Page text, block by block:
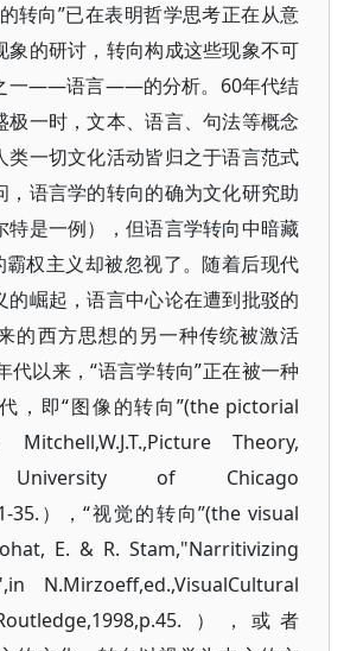
转向”已在表明哲学思考正在从意
象的研讨，转向构成这些现象不可
一——语言——的分析。60年代结
极一时，文本、语言、句法等概念
类一切文化活动皆归之于语言范式
，语言学的转向的确为文化研究助
特是一例），但语言学转向中暗藏
霸权主义却被忽视了。随着后现代
的崛起，语言中心论在遭到批驳的
的西方思想的另一种传统被激活
代以来，“语言学转向”正在被一种
，即“图像的转向”(the pictorial
Theory,
University of Chicago
35.），“视觉的转向”(the visual
E. & R. Stam,"Narritivizing
N.Mirzoeff,ed.,VisualCultural
），或者